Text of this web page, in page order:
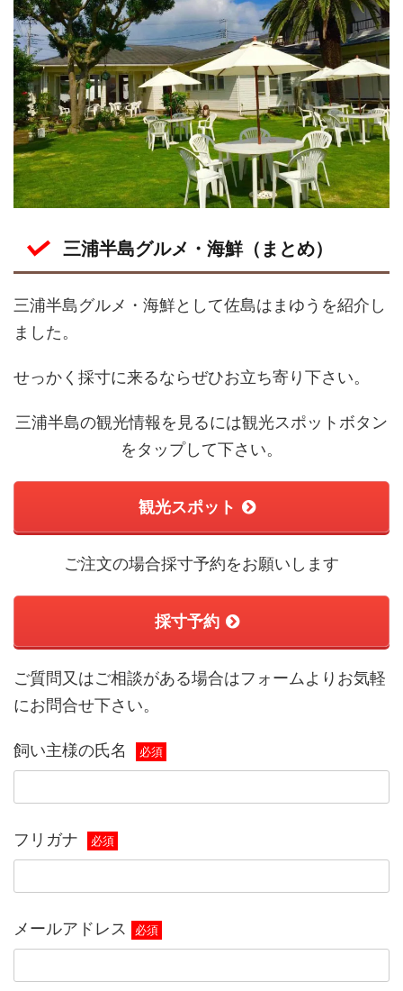
三浦半島グルメ・海鮮（まとめ）
三浦半島グルメ・海鮮として佐島はまゆうを紹介し
ました。
せっかく採寸に来るならぜひお立ち寄り下さい。
三浦半島の観光情報を見るには観光スポットボタン
をタップして下さい。
観光スポット
ご注文の場合採寸予約をお願いします
採寸予約
ご質問又はご相談がある場合はフォームよりお気軽
にお問合せ下さい。
飼い主様の氏名 必須
フリガナ 必須
メールアドレス 必須